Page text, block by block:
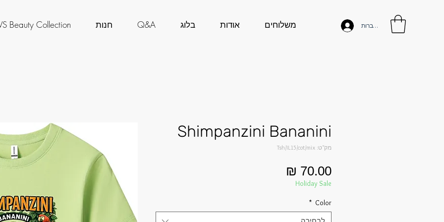
Beauty Collection חנות Q&A בלוג אודות משלוחים להתחברות
Shimpanzini Bananini
מק"ט: Tsh/IL15/cot/mix
Holiday Sale
Color
*